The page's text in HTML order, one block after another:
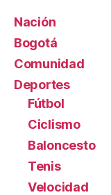
Nación
Bogotá
Comunidad
Deportes
Fútbol
Ciclismo
Baloncesto
Tenis
Velocidad